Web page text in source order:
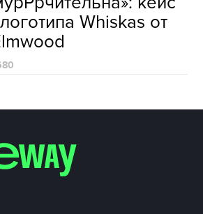
Whiskas от
О ПРОЕКТЕ
РЕКЛАМА